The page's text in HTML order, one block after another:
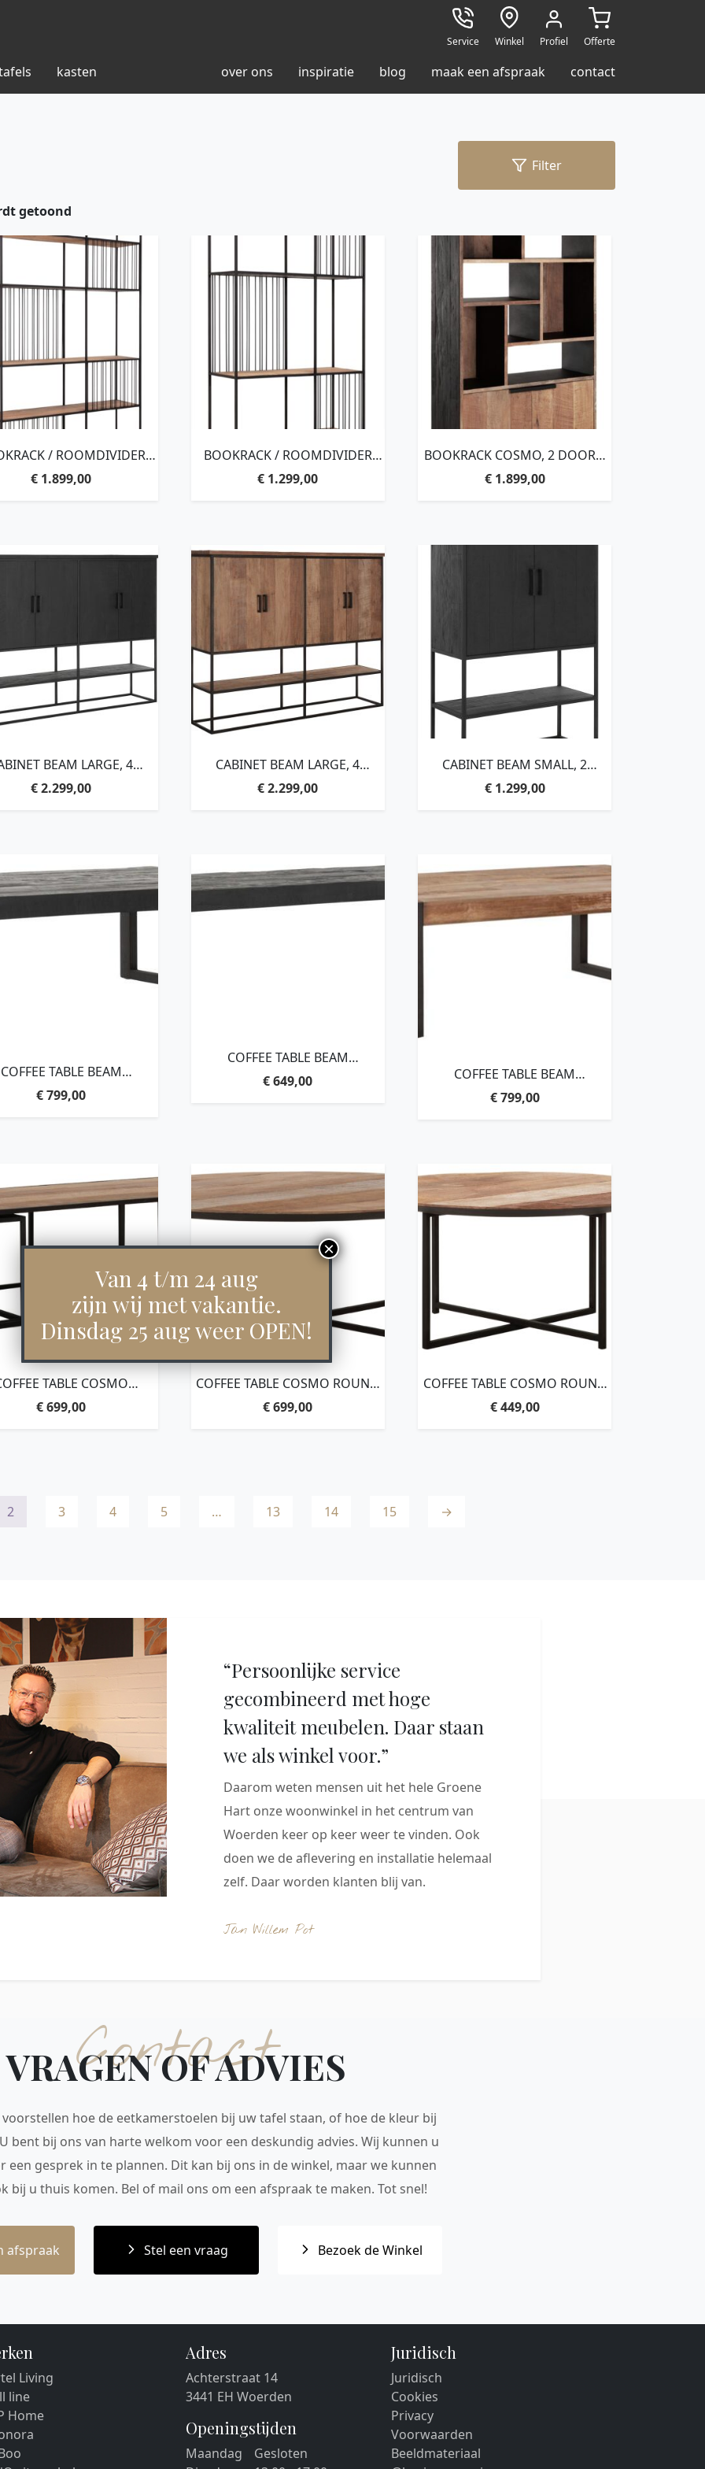
Service Winkel Profiel Offerte
kasten over ons inspiratie blog maak een afspraak contact
Filter
getoond
/ ROOMDIVIDER
BARRA LARGE, 5
CM,
€ 1.899,00
BOOKRACK / ROOMDIVIDER
BARRA SMALL, 5
SHELVES,210X95X35 CM,
€ 1.299,00
BOOKRACK COSMO, 2 DOORS,
10 OPEN RACKS,215X90X35 CM,
RECYCLED TEAKWOOD
€1.899,00
BEAM LARGE, 4
DOORS, OPEN RACK
BLACK,140X180X40 CM,
€2.299,00
CABINET BEAM LARGE, 4
DOORS, OPEN
RACK,140X180X40 CM,
€2.299,00
CABINET BEAM SMALL, 2
DOORS, OPEN RACK
BLACK,140X90X40 CM,
€1.299,00
COFFEE TABLE BEAM
RECTANGULAR
CM, 6 CM
€799,00
COFFEE TABLE BEAM
RECTANGULAR
BLACK,35X150X50 CM, 6 CM
€649,00
COFFEE TABLE BEAM
RECTANGULAR,35X120X80 CM, 6
CM RECYCLED TEAKWOOD TOP
€799,00
TABLE COSMO
RECTANGULAR, SET OF
CM / 32X70X70 CM,
€699,00
COFFEE TABLE COSMO ROUND
LARGE,35XØ100 CM, RECYCLED
TEAKWOOD
€699,00
COFFEE TABLE COSMO ROUND
SMALL,35XØ75 CM, RECYCLED
TEAKWOOD
€449,00
2 3 4 5 … 13 14 15 →
“Persoonlijke service
gecombineerd met hoge
kwaliteit meubelen. Daar staan
we als winkel voor.”
Daarom weten mensen uit het hele Groene
Hart onze woonwinkel in het centrum van
Woerden keer op keer weer te vinden. Ook
doen we de aflevering en installatie helemaal
zelf. Daar worden klanten blij van.
Jan Willem Pot
Contact
VRAGEN OF ADVIES
hoe de eetkamerstoelen bij uw tafel staan, of hoe de kleur bij
bent bij ons van harte welkom voor een deskundig advies. Wij kunnen u
een gesprek in te plannen. Dit kan bij ons in de winkel, maar we kunnen
bij u thuis komen. Bel of mail ons om een afspraak te maken. Tot snel!
afspraak Stel een vraag Bezoek de Winkel
Living
line
Home
Adres
Achterstraat 14
3441 EH Woerden
Openingstijden
Maandag
Gesloten
Juridisch
Juridisch
Cookies
Privacy
Voorwaarden
Beeldmateriaal
Van 4 t/m 24 aug
zijn wij met vakantie.
Dinsdag 25 aug weer OPEN!